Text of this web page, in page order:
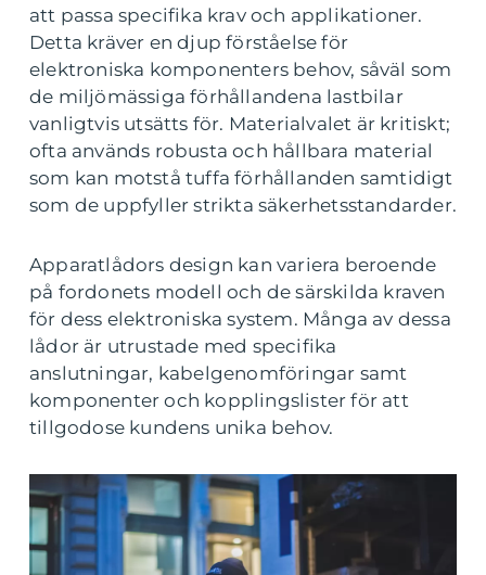
att passa specifika krav och applikationer.
Detta kräver en djup förståelse för
elektroniska komponenters behov, såväl som
de miljömässiga förhållandena lastbilar
vanligtvis utsätts för. Materialvalet är kritiskt;
ofta används robusta och hållbara material
som kan motstå tuffa förhållanden samtidigt
som de uppfyller strikta säkerhetsstandarder.
Apparatlådors design kan variera beroende
på fordonets modell och de särskilda kraven
för dess elektroniska system. Många av dessa
lådor är utrustade med specifika
anslutningar, kabelgenomföringar samt
komponenter och kopplingslister för att
tillgodose kundens unika behov.